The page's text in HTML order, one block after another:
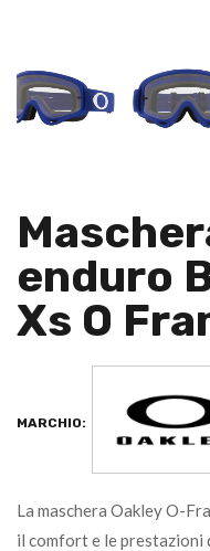
enduro
Xs O
MARCHIO:
La maschera Oakley O-
il comfort e le prestazioni